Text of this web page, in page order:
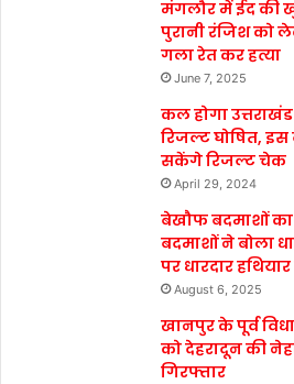
मंगलौर में ईद की
पुरानी रंजिश को
गला रेत कर हत्या
June 7, 2025
कल होगा उत्तराखंड
रिजल्ट घोषित,
सकेंगे रिजल्ट चेक
April 29, 2024
बेखौफ बदमाशों
बदमाशों ने बोला
पर धारदार
August 6, 2025
खानपुर के पूर्व
को देहरादून की
गिरफ्तार